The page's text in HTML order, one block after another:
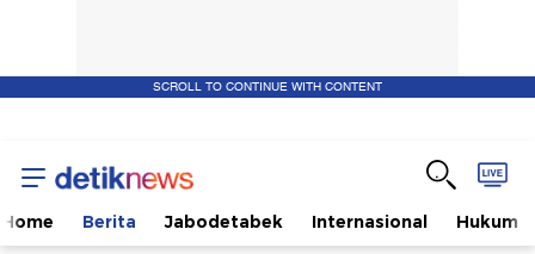
SCROLL TO CONTINUE WITH CONTENT
Home Berita Jabodetabek Internasional Hukum